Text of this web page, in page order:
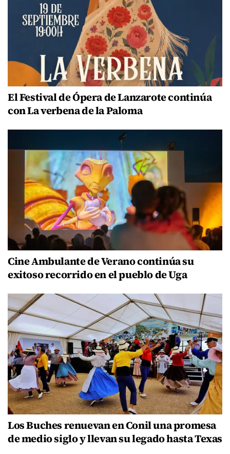
El Festival de Ópera de Lanzarote continúa
con La verbena de la Paloma
Cine Ambulante de Verano continúa su
exitoso recorrido en el pueblo de Uga
Los Buches renuevan en Conil una promesa
de medio siglo y llevan su legado hasta Texas